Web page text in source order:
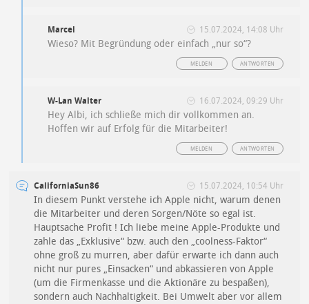
Marcel 15.07.2024, 14:08 Uhr
Wieso? Mit Begründung oder einfach „nur so“?
ANTWORTEN
MELDEN
W-Lan Walter 16.07.2024, 09:29 Uhr
Hey Albi, ich schließe mich dir vollkommen an.
Hoffen wir auf Erfolg für die Mitarbeiter!
ANTWORTEN
MELDEN
CaliforniaSun86 15.07.2024, 10:54 Uhr
In diesem Punkt verstehe ich Apple nicht, warum denen
die Mitarbeiter und deren Sorgen/Nöte so egal ist.
Hauptsache Profit ! Ich liebe meine Apple-Produkte und
zahle das „Exklusive“ bzw. auch den „coolness-Faktor“
ohne groß zu murren, aber dafür erwarte ich dann auch
nicht nur pures „Einsacken“ und abkassieren von Apple
(um die Firmenkasse und die Aktionäre zu bespaßen),
sondern auch Nachhaltigkeit. Bei Umwelt aber vor allem